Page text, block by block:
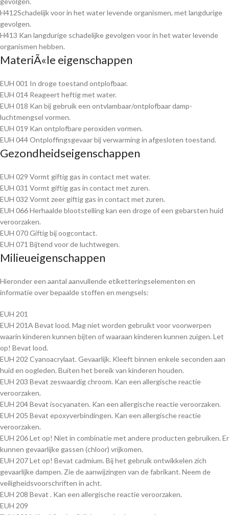
H412Schadelijk voor in het water levende organismen, met langdurige
gevolgen.
H413 Kan langdurige schadelijke gevolgen voor in het water levende
organismen hebben.
MateriÃ«le eigenschappen
EUH 001 In droge toestand ontplofbaar.
EUH 014 Reageert heftig met water.
EUH 018 Kan bij gebruik een ontvlambaar/ontplofbaar damp-
luchtmengsel vormen.
EUH 019 Kan ontplofbare peroxiden vormen.
EUH 044 Ontploffingsgevaar bij verwarming in afgesloten toestand.
Gezondheidseigenschappen
EUH 029 Vormt giftig gas in contact met water.
EUH 031 Vormt giftig gas in contact met zuren.
EUH 032 Vormt zeer giftig gas in contact met zuren.
EUH 066 Herhaalde blootstelling kan een droge of een gebarsten huid
veroorzaken.
EUH 070 Giftig bij oogcontact.
EUH 071 Bijtend voor de luchtwegen.
Milieueigenschappen
Hieronder een aantal aanvullende etiketteringselementen en
informatie over bepaalde stoffen en mengsels:
EUH 201
EUH 201A Bevat lood. Mag niet worden gebruikt voor voorwerpen
waarin kinderen kunnen bijten of waaraan kinderen kunnen zuigen. Let
op! Bevat lood.
EUH 202 Cyanoacrylaat. Gevaarlijk. Kleeft binnen enkele seconden aan
huid en oogleden. Buiten het bereik van kinderen houden.
EUH 203 Bevat zeswaardig chroom. Kan een allergische reactie
veroorzaken.
EUH 204 Bevat isocyanaten. Kan een allergische reactie veroorzaken.
EUH 205 Bevat epoxyverbindingen. Kan een allergische reactie
veroorzaken.
EUH 206 Let op! Niet in combinatie met andere producten gebruiken. Er
kunnen gevaarlijke gassen (chloor) vrijkomen.
EUH 207 Let op! Bevat cadmium. Bij het gebruik ontwikkelen zich
gevaarlijke dampen. Zie de aanwijzingen van de fabrikant. Neem de
veiligheidsvoorschriften in acht.
EUH 208 Bevat . Kan een allergische reactie veroorzaken.
EUH 209